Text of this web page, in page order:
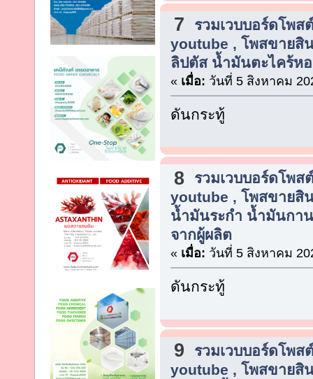
7
รวมเวบบอร์ดโพส
youtube , โพสขายสิ
ลิปตัส น้ำมันตะไคร้ห
« เมื่อ: วันที่ 5 สิงหาคม
ดันกระทู้
8
รวมเวบบอร์ดโพส
youtube , โพสขายสิ
น้ำมันระกำ น้ำมันกา
จากผู้ผลิต
« เมื่อ: วันที่ 5 สิงหาคม
ดันกระทู้
9
รวมเวบบอร์ดโพส
youtube , โพสขายสิ